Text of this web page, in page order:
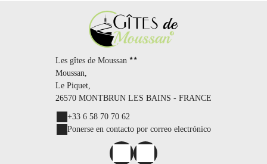
Les gîtes de Moussan
Moussan,
Le Piquet,
26570 MONTBRUN LES BAINS - FRANCE
+33 6 58 70 70 62
Ponerse en contacto por correo electrónico